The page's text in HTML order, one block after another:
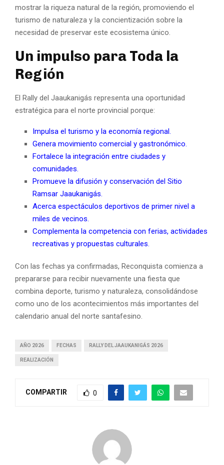
mostrar la riqueza natural de la región, promoviendo el
turismo de naturaleza y la concientización sobre la
necesidad de preservar este ecosistema único.
Un impulso para Toda la
Región
El Rally del Jaaukanigás representa una oportunidad
estratégica para el norte provincial porque:
Impulsa el turismo y la economía regional.
Genera movimiento comercial y gastronómico.
Fortalece la integración entre ciudades y
comunidades.
Promueve la difusión y conservación del Sitio
Ramsar Jaaukanigás.
Acerca espectáculos deportivos de primer nivel a
miles de vecinos.
Complementa la competencia con ferias, actividades
recreativas y propuestas culturales.
Con las fechas ya confirmadas, Reconquista comienza a
prepararse para recibir nuevamente una fiesta que
combina deporte, turismo y naturaleza, consolidándose
como uno de los acontecimientos más importantes del
calendario anual del norte santafesino.
AÑO 2026 FECHAS RALLY DEL JAAUKANIGÁS 2026
REALIZACIÓN
COMPARTIR 0